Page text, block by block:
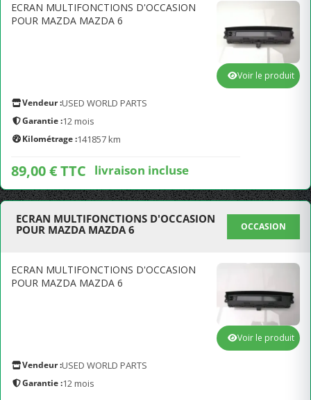
ECRAN MULTIFONCTIONS D'OCCASION
POUR MAZDA MAZDA 6
Vendeur :USED WORLD PARTS
Garantie :12 mois
Kilométrage :141857 km
89,00 € TTC livraison incluse
Voir le produit
ECRAN MULTIFONCTIONS D'OCCASION
POUR MAZDA MAZDA 6
OCCASION
ECRAN MULTIFONCTIONS D'OCCASION
POUR MAZDA MAZDA 6
Vendeur :USED WORLD PARTS
Garantie :12 mois
Voir le produit